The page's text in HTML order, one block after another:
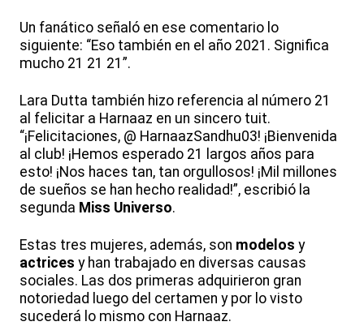
Un fanático señaló en ese comentario lo
siguiente: “Eso también en el año 2021. Significa
mucho 21 21 21”.
Lara Dutta también hizo referencia al número 21
al felicitar a Harnaaz en un sincero tuit.
“¡Felicitaciones, @ HarnaazSandhu03! ¡Bienvenida
al club! ¡Hemos esperado 21 largos años para
esto! ¡Nos haces tan, tan orgullosos! ¡Mil millones
de sueños se han hecho realidad!”, escribió la
segunda Miss Universo.
Estas tres mujeres, además, son modelos y
actrices y han trabajado en diversas causas
sociales. Las dos primeras adquirieron gran
notoriedad luego del certamen y por lo visto
sucederá lo mismo con Harnaaz.